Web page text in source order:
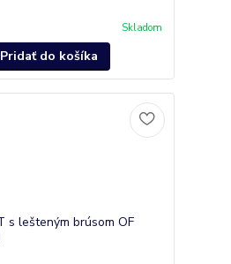
Skladom
Pridať do košíka